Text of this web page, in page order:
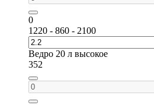
0
1220 - 860 - 2100
Ведро 20 л высокое
352